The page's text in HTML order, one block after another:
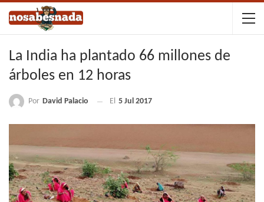
La India ha plantado 66 millones de
árboles en 12 horas
Por David Palacio El 5 Jul 2017